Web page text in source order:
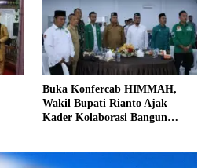
Buka Konfercab HIMMAH,
Wakil Bupati Rianto Ajak
Kader Kolaborasi Bangun